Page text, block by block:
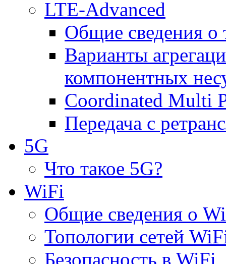
LTE-Advanced
Общие сведения о
Варианты
компонентных
Coordinated Multi
Передача с
5G
Что такое 5G?
WiFi
Общие сведения о
Топологии сетей
Безопасность в WiFi